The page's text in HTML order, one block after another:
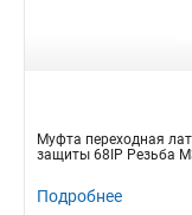
Муфта переходная
защиты 68IP Резьба
Подробнее